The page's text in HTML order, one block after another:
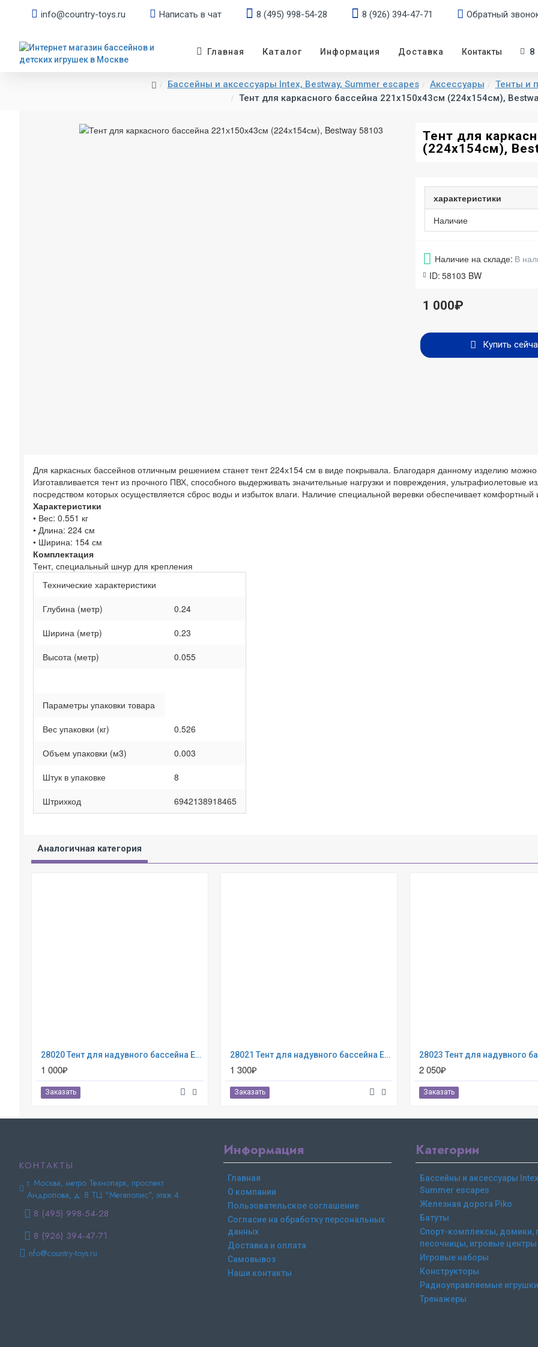
info@country-toys.ru Написать в чат 8 (495) 998-54-28 8 (926) 394-47-71 Обратный
Главная Каталог Информация Доставка Контакты 8
Бассейны и аксессуары Intex, Bestway, Summer escapes Аксессуары
Тенты и
Тент для каркасного бассейна 221х150х43см (224х154см),
Тент для
(224х154см),
Наличие на складе: В
ID: 58103 BW
1 000₽
Купить
характеристики
Наличие
Для каркасных бассейнов отличным решением станет тент 224х154 см в виде покрывала. Благодаря данному изделию можно
Изготавливается тент из прочного ПВХ, способного выдерживать значительные нагрузки и повреждения, ультрафиолетовые
посредством которых осуществляется сброс воды и избыток влаги. Наличие специальной веревки обеспечивает комфортный
Характеристики
• Вес: 0.551 кг
• Длина: 224 см
• Ширина: 154 см
Комплектация
Тент, специальный шнур для крепления
Технические характеристики
Глубина (метр)
0.24
Ширина (метр)
0.23
Высота (метр)
0.055
Параметры упаковки товара
Вес упаковки (кг)
0.526
Объем упаковки (м3)
0.003
Штук в упаковке
8
Штрихкод
6942138918465
Аналогичная категория
28020 Тент для надувного бассейна Easy Set 244см (выступ 30см)
1 000₽
Заказать
28021 Тент для надувного бассейна Easy Set 305см (выступ 30см)
1 300₽
Заказать
2 050₽
Заказать
КОНТАКТЫ
г. Москва, метро Технопарк, проспект
Андропова, д. 8 ТЦ "Мегаполис", этаж 4.
8 (495) 998-54-28
8 (926) 394-47-71
nfo@country-toys.ru
Информация
Главная
О компании
Пользовательское соглашение
Согласие на обработку персональных
данных
Доставка и оплата
Самовывоз
Наши контакты
Категории
Бассейны и аксессуары
Summer escapes
Железная дорога Piko
Батуты
Спорт-комплексы, домики,
песочницы, игровые центры
Игровые наборы
Конструкторы
Радиоуправляемые игрушки
Тренажеры